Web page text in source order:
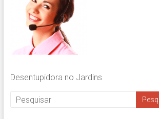
Desentupidora no Jardins